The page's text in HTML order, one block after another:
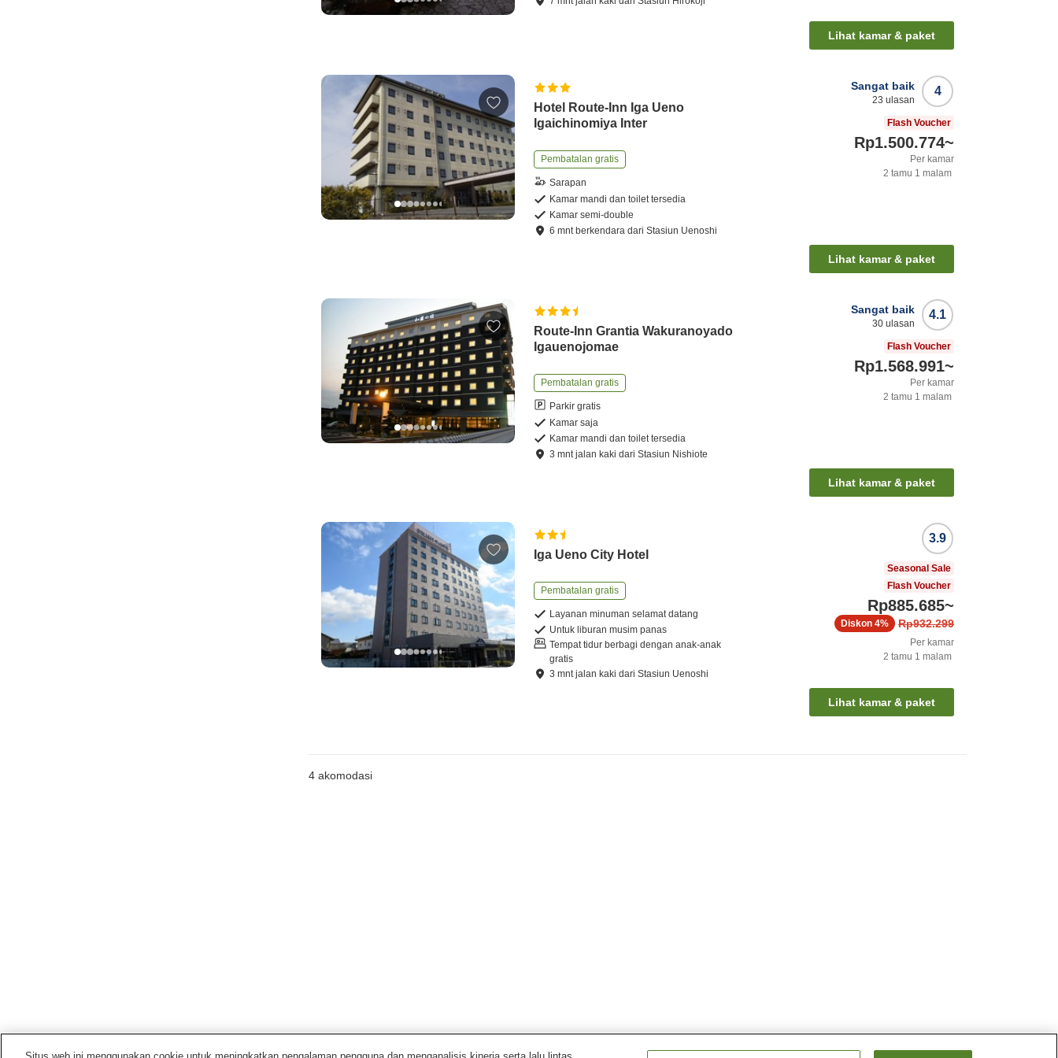
Lihat kamar & paket
Hotel Route-Inn Iga Ueno
Igaichinomiya Inter
Pembatalan gratis
Sarapan
Kamar mandi dan toilet tersedia
Kamar semi-double
6 mntberkendara dariStasiun Uenoshi
4
Sangat baik
23 ulasan
Flash Voucher
Rp1.500.774~
Per kamar
2 tamu 1 malam
Lihat kamar & paket
Route-Inn Grantia Wakuranoyado
Igauenojomae
Pembatalan gratis
Parkir gratis
Kamar saja
Kamar mandi dan toilet tersedia
3 mntjalan kaki dariStasiun Nishiote
4.1
Sangat baik
30 ulasan
Flash Voucher
Rp1.568.991~
Per kamar
2 tamu 1 malam
Lihat kamar & paket
Iga Ueno City Hotel
Pembatalan gratis
Layanan minuman selamat datang
Untuk liburan musim panas
Tempat tidur berbagi dengan anak-anak
gratis
3 mntjalan kaki dariStasiun Uenoshi
3.9
Seasonal Sale
Flash Voucher
Rp885.685~
Rp932.299
Diskon 4%
Per kamar
2 tamu 1 malam
Lihat kamar & paket
4 akomodasi